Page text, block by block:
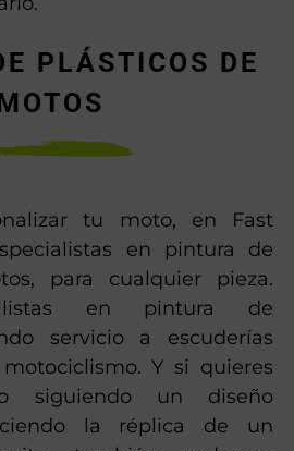
carenado. Arreglamos y
de todos los
fibra de vidrio y fibra de
reparado los volvemos a
tu moto, en Fast
en pintura de
para cualquier pieza.
en pintura de